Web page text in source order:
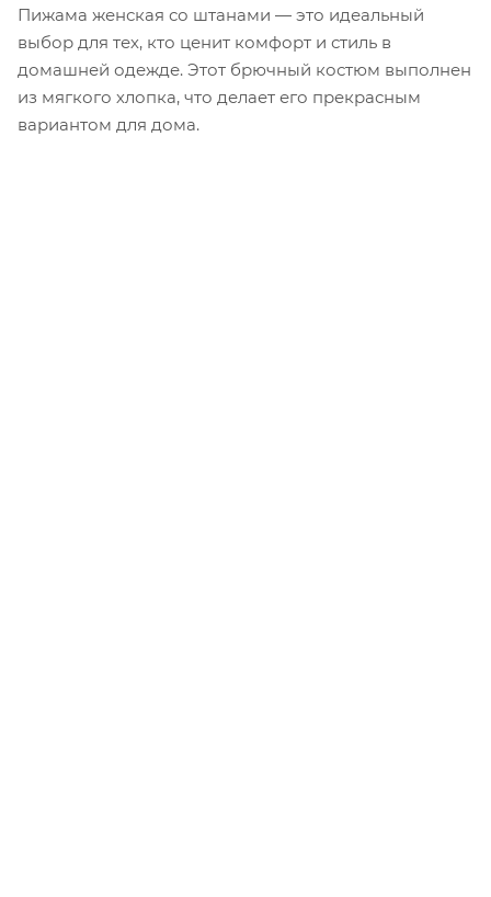
Пижама женская со штанами — это идеальный
выбор для тех, кто ценит комфорт и стиль в
домашней одежде. Этот брючный костюм выполнен
из мягкого хлопка, что делает его прекрасным
вариантом для дома.